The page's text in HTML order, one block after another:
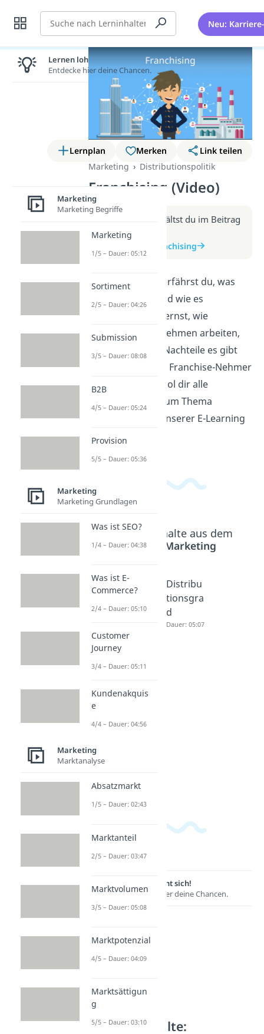
Suche Neu:
Lernplan Merken
Link teilen
Marketing
Distributionspolitik
Franchising (Video)
Weitere Infos erhältst du im Beitrag
zum Video
zum Beitrag: Franchising
In diesem Video erfährst du, was
Franchising ist und wie es
funktioniert. Du lernst, wie
Franchise-Unternehmen arbeiten,
welche Vor- und Nachteile es gibt
und wie du selbst Franchise-Nehmer
werden kannst. Hol dir alle
wichtigen Infos zum Thema
Franchising auf unserer E-Learning
Plattform!
Beliebte Inhalte aus dem
Bereich
Marketing
Distribu
stik
Strategi
e
Distribu
tionsgra
d
Dauer: 05:07
Lernen lohnt sich!
Entdecke hier deine Chancen.
Weitere Inhalte:
Lernen lohnt sich!
Entdecke hier deine Chancen.
Marketing
Marketing Begriffe
Marketing
1/5 – Dauer: 05:12
Sortiment
2/5 – Dauer: 04:26
Submission
3/5 – Dauer: 08:08
B2B
4/5 – Dauer: 05:24
Provision
5/5 – Dauer: 05:36
Marketing
Marketing Grundlagen
Was ist SEO?
1/4 – Dauer: 04:38
Was ist E-
Commerce?
2/4 – Dauer: 05:10
Customer
Journey
3/4 – Dauer: 05:11
Kundenakquis
e
4/4 – Dauer: 04:56
Marketing
Marktanalyse
Absatzmarkt
1/5 – Dauer: 02:43
Marktanteil
2/5 – Dauer: 03:47
Marktvolumen
3/5 – Dauer: 05:08
Marktpotenzial
4/5 – Dauer: 04:09
Marktsättigun
g
5/5 – Dauer: 03:10